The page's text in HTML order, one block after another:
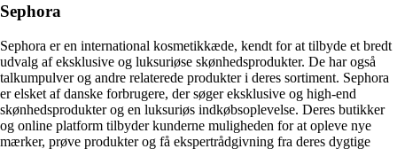
Sephora
Sephora er en international kosmetikkæde, kendt for at tilbyde et bredt
udvalg af eksklusive og luksuriøse skønhedsprodukter. De har også
talkumpulver og andre relaterede produkter i deres sortiment. Sephora
er elsket af danske forbrugere, der søger eksklusive og high-end
skønhedsprodukter og en luksuriøs indkøbsoplevelse. Deres butikker
og online platform tilbyder kunderne muligheden for at opleve nye
mærker, prøve produkter og få ekspertrådgivning fra deres dygtige